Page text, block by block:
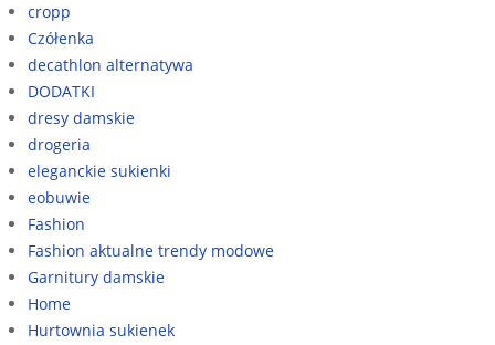
cropp
Czółenka
decathlon alternatywa
DODATKI
dresy damskie
drogeria
eleganckie sukienki
eobuwie
Fashion
Fashion aktualne trendy modowe
Garnitury damskie
Home
Hurtownia sukienek